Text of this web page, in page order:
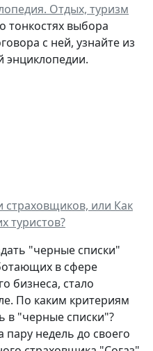
Отдых, туризм
тонкостях выбора
с ней, узнайте из
или Как
туристов?
"черные списки"
в сфере
бизнеса, стало
По каким критериям
в "черные списки"?
недель до своего